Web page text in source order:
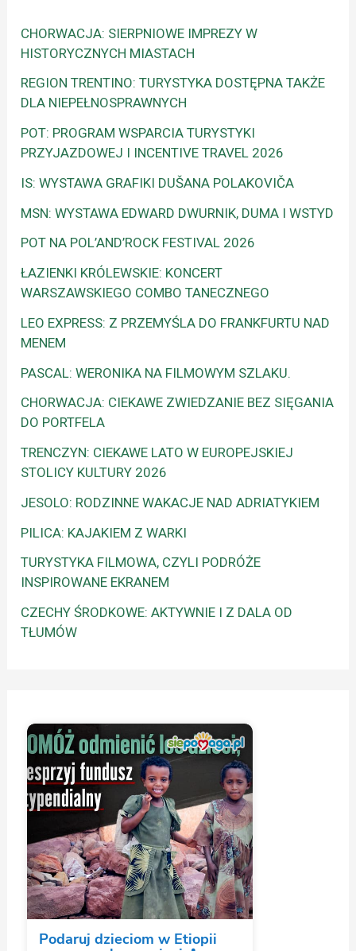
CHORWACJA: SIERPNIOWE IMPREZY W
HISTORYCZNYCH MIASTACH
REGION TRENTINO: TURYSTYKA DOSTĘPNA TAKŻE
DLA NIEPEŁNOSPRAWNYCH
POT: PROGRAM WSPARCIA TURYSTYKI
PRZYJAZDOWEJ I INCENTIVE TRAVEL 2026
IS: WYSTAWA GRAFIKI DUŠANA POLAKOVIČA
MSN: WYSTAWA EDWARD DWURNIK, DUMA I WSTYD
POT NA POL’AND’ROCK FESTIVAL 2026
ŁAZIENKI KRÓLEWSKIE: KONCERT
WARSZAWSKIEGO COMBO TANECZNEGO
LEO EXPRESS: Z PRZEMYŚLA DO FRANKFURTU NAD
MENEM
PASCAL: WERONIKA NA FILMOWYM SZLAKU.
CHORWACJA: CIEKAWE ZWIEDZANIE BEZ SIĘGANIA
DO PORTFELA
TRENCZYN: CIEKAWE LATO W EUROPEJSKIEJ
STOLICY KULTURY 2026
JESOLO: RODZINNE WAKACJE NAD ADRIATYKIEM
PILICA: KAJAKIEM Z WARKI
TURYSTYKA FILMOWA, CZYLI PODRÓŻE
INSPIROWANE EKRANEM
CZECHY ŚRODKOWE: AKTYWNIE I Z DALA OD
TŁUMÓW